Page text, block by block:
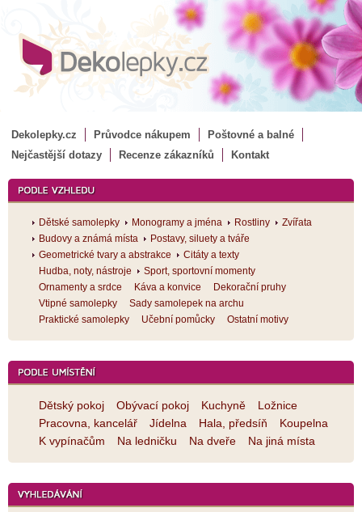
Dekolepky.cz Průvodce nákupem
Poštovné a balné
Nejčastější dotazy
Recenze zákazníků Kontakt
Dětské samolepky Monogramy a jména Rostliny
Zvířata
Budovy a známá místa
Postavy, siluety a tváře
Geometrické tvary a abstrakce
Citáty a texty
Hudba, noty, nástroje
Sport, sportovní momenty
Ornamenty a srdce
Káva a konvice
Dekorační pruhy
Vtipné samolepky
Sady samolepek na archu
Praktické samolepky
Učební pomůcky Ostatní motivy
Dětský pokoj Obývací pokoj Kuchyně
Ložnice
Pracovna, kancelář
Jídelna Hala, předsíň
Koupelna
K vypínačům
Na ledničku Na dveře Na jiná místa